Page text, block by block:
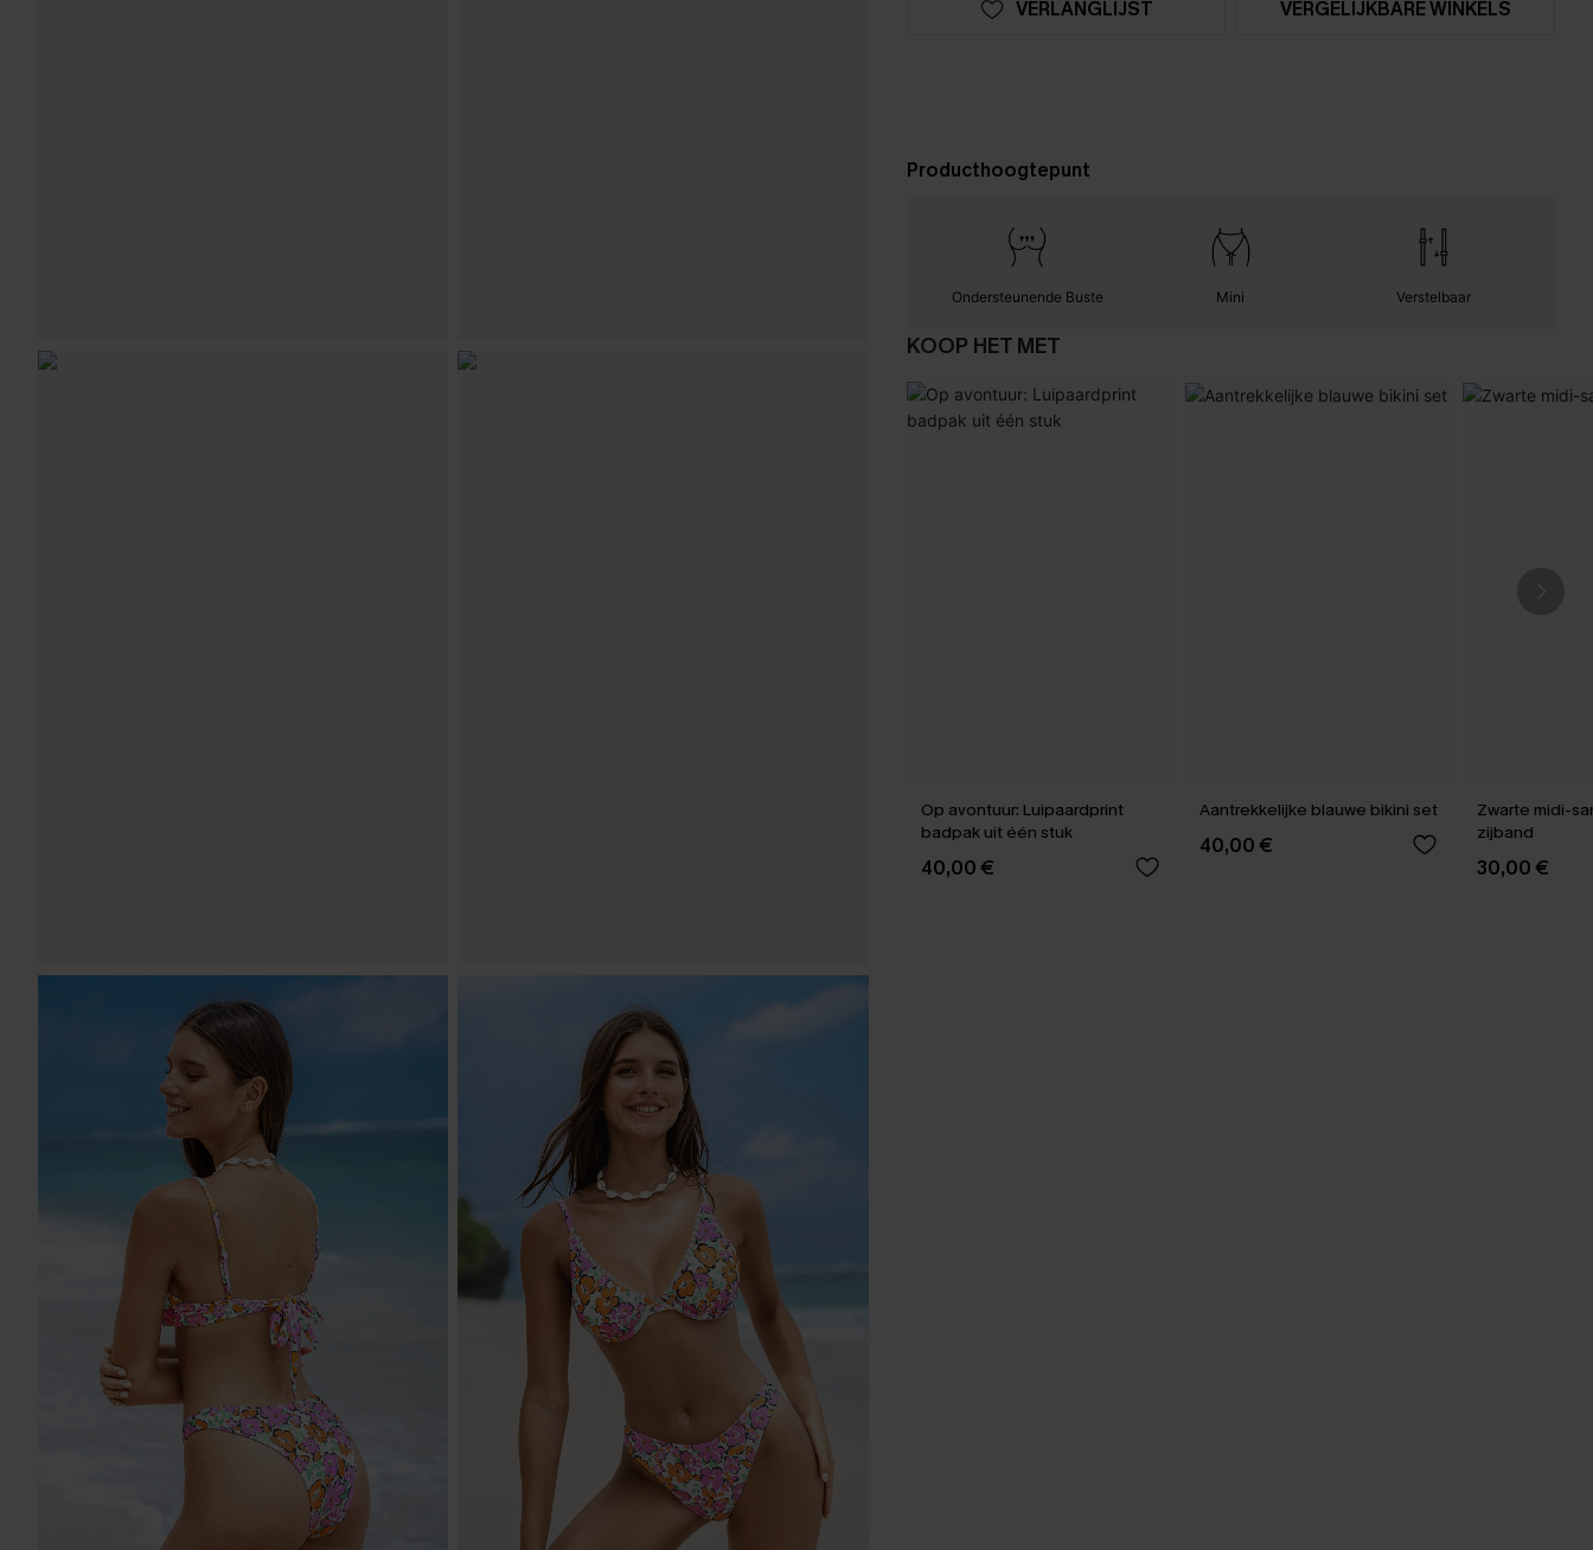
VERLANGLIJST VERGELIJKBARE WINKELS
Producthoogtepunt
Ondersteunende Buste Mini Verstelbaar
KOOP HET MET
Op avontuur: Luipaardprint
badpak uit één stuk
40,00 €
Aantrekkelijke blauwe bikini set
40,00 €
Zwarte midi-
zijband
30,00 €